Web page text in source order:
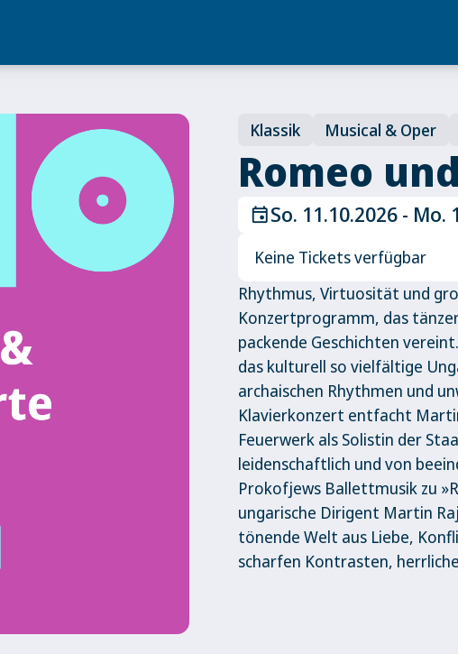
Klassik Musical & Oper
Romeo
eventSo. 11.10.2026 - Mo.
Keine Tickets verfügbar
Rhythmus, Virtuosität und
Konzertprogramm, das
packende Geschichten
das kulturell so vielfältige
archaischen Rhythmen und
Klavierkonzert entfacht
Feuerwerk als Solistin der
leidenschaftlich und von
Prokofjews Ballettmusik zu
ungarische Dirigent Martin
tönende Welt aus Liebe,
scharfen Kontrasten,